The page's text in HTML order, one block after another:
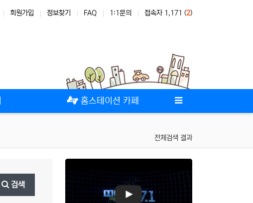
회원가입 정보찾기 FAQ 1:1문의 접속자 1,171 (2)
위젯 애드온
홈스테이션 카페
전체검색 결과
검색